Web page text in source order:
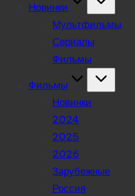
Новинки
Мультфильмы
Сериалы
Фильмы
Фильмы
Новинки
2024
2025
2026
Зарубежные
Россия